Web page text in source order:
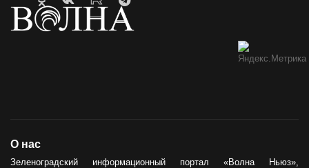
О нас
Зеленоградский информационный портал «Волна Ньюз»,